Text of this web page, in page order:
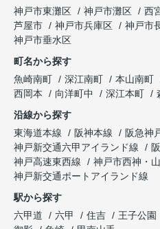
神戸市東灘区
神戸市灘区 西
芦屋市
神戸市兵庫区 神戸市
神戸市垂水区
町名から探す
魚崎南町
深江南町 本山南町
西岡本
向洋町中 深江本町
沿線から探す
東海道本線
阪神本線
阪急神
神戸新交通六甲アイランド線
神戸高速東西線
神戸市西神・
神戸新交通ポートアイランド線
駅から探す
六甲道
六甲 住吉 王子公園